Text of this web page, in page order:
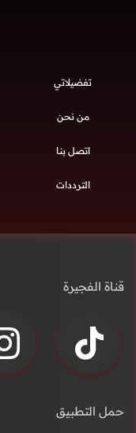
تفضيلاتي
من نحن
اتصل بنا
الترددات
قناة الفجيرة
حمل التطبيق